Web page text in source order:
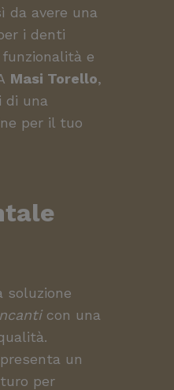
da avere una
i denti
e
Masi Torello,
di una
per il tuo
soluzione
con una
un
per